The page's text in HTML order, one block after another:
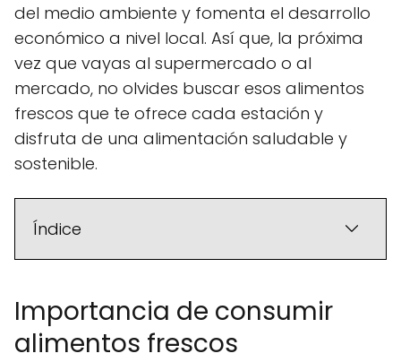
del medio ambiente y fomenta el desarrollo
económico a nivel local. Así que, la próxima
vez que vayas al supermercado o al
mercado, no olvides buscar esos alimentos
frescos que te ofrece cada estación y
disfruta de una alimentación saludable y
sostenible.
Índice
Importancia de consumir
alimentos frescos